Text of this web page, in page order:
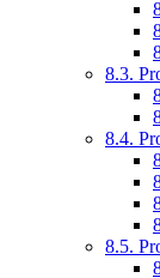
8.3.
8.4.
8.5.